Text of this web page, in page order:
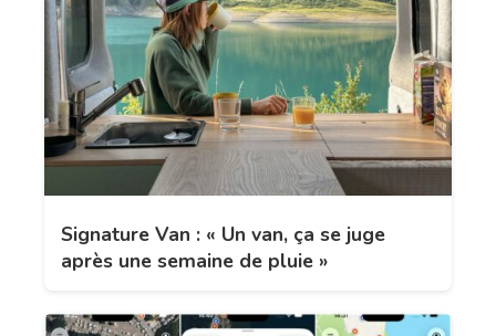
Signature Van : « Un van, ça se juge
après une semaine de pluie »